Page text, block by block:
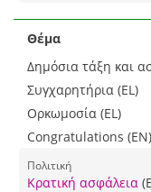
Θέμα
Δημόσια τάξη και
Συγχαρητήρια (EL)
Ορκωμοσία (EL)
Congratulations (EN)
Πολιτική
Κρατική ασφάλεια